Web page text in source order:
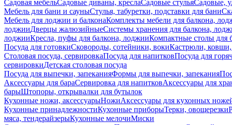
Садовая мебельСадовые диваны, креслаСадовые стульяСадовые,
Мебель для бани и сауныСтулья, табуретки, подставки для бани
Мебель для лоджии и балконаКомплекты мебели для балкона,
лоджииДверцы жалюзийныеСистемы хранения для балкона,
лоджииКресла, пуфы для балкона, лоджииКомпактные столы для
Посуда для готовкиСковороды, сотейники, вокиКастрюли, ковши,
Столовая посуда, сервировкаПосуда для напитковПосуда для
сервировкиДетская столовая посуда
Посуда для выпечки, запеканияФормы для выпечки, запекания
Аксессуары для бараСервировка для напитковАксессуары для
барыШтопоры, открывалки для бутылок
Кухонные ножи, аксессуарыНожиАксессуары для кухонных
Кухонные принадлежностиКухонные приборыТерки, овощерезки
мяса, тендерайзерыКухонные мелочиМиски